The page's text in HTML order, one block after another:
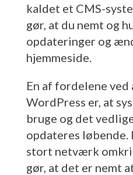
kaldet et CMS-
gør, at du nemt og
opdateringer og
hjemmeside.
En af fordelene ved
WordPress er, at
bruge og det
opdateres løbende.
stort netværk
gør, at det er nemt